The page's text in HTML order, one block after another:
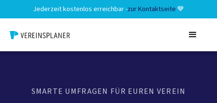
Jederzeit kostenlos erreichbar -zur Kontaktseite 💙
SMARTE UMFRAGEN FÜR EUREN VEREIN